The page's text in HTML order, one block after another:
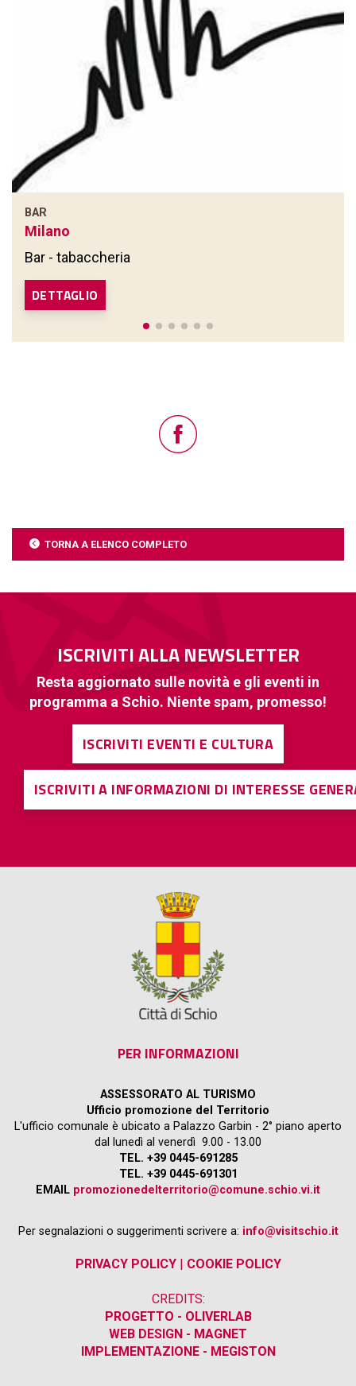
BAR
Milano
Bar - tabaccheria
DETTAGLIO
TORNA A ELENCO COMPLETO
ISCRIVITI ALLA NEWSLETTER
Resta aggiornato sulle novità e gli eventi in
programma a Schio. Niente spam, promesso!
ISCRIVITI EVENTI E CULTURA
ISCRIVITI A INFORMAZIONI DI INTERESSE
PER INFORMAZIONI
ASSESSORATO AL TURISMO
Ufficio promozione del Territorio
L'ufficio comunale è ubicato a Palazzo Garbin - 2° piano aperto
dal lunedì al venerdì 9.00 - 13.00
TEL. +39 0445-691285
TEL. +39 0445-691301
EMAIL promozionedelterritorio@comune.schio.vi.it
Per segnalazioni o suggerimenti scrivere a: info@visitschio.it
PRIVACY POLICY| COOKIE POLICY
CREDITS:
PROGETTO - OLIVERLAB
WEB DESIGN - MAGNET
IMPLEMENTAZIONE - MEGISTON